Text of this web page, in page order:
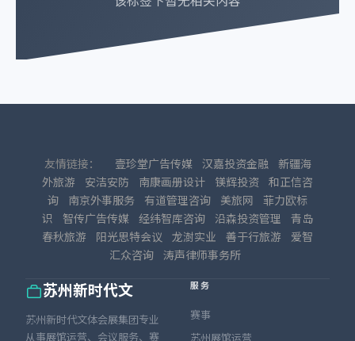
友情链接： 壹珍堂广告传媒 汉嘉投资金融
新疆海
外旅游
安洁安防 南康画册设计 镁辉投资 和正信咨
询
南京外事服务 有道管理咨询 美旅网
菲力欧标
识
智传广告传媒 经纬智库咨询 沿森投资管理
青岛
春秋旅游
阳光思特会议 龙澍实业 善于行旅游
爱智
汇众咨询 涛声律师事务所
苏州新时代文
苏州新时代文体会展集团专业
从事展馆运营、会议服务、赛
服务
赛事